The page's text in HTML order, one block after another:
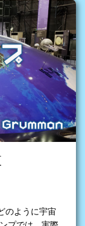
のように宇宙